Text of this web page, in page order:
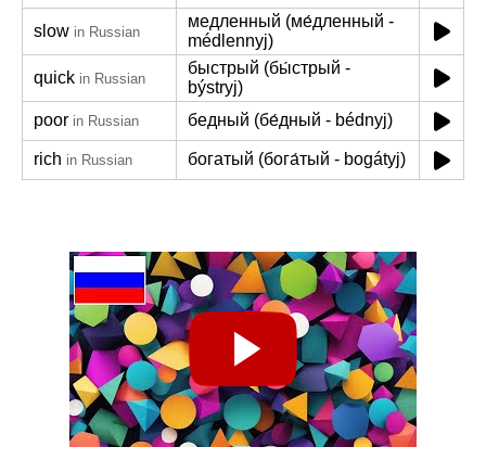
slow in Russian
медленный (ме́дленный -
médlennyj)
quick in Russian
быстрый (бы́стрый -
býstryj)
poor in Russian бедный (бе́дный - bédnyj)
rich in Russian богатый (бога́тый - bogátyj)